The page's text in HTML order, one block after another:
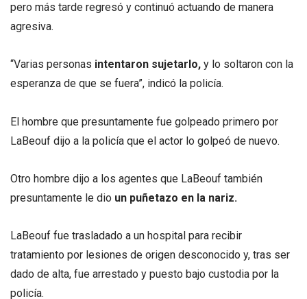
pero más tarde regresó y continuó actuando de manera
agresiva.
“Varias personas intentaron sujetarlo, y lo soltaron con la
esperanza de que se fuera”, indicó la policía.
El hombre que presuntamente fue golpeado primero por
LaBeouf dijo a la policía que el actor lo golpeó de nuevo.
Otro hombre dijo a los agentes que LaBeouf también
presuntamente le dio un puñetazo en la nariz.
LaBeouf fue trasladado a un hospital para recibir
tratamiento por lesiones de origen desconocido y, tras ser
dado de alta, fue arrestado y puesto bajo custodia por la
policía.